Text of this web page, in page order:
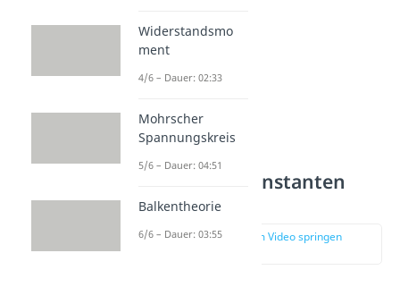
Integrationskonstanten
bestimmen
zur Stelle im Video springen
Widerstandsmo
ment
4/6 – Dauer: 02:33
Mohrscher
Spannungskreis
5/6 – Dauer: 04:51
Balkentheorie
6/6 – Dauer: 03:55